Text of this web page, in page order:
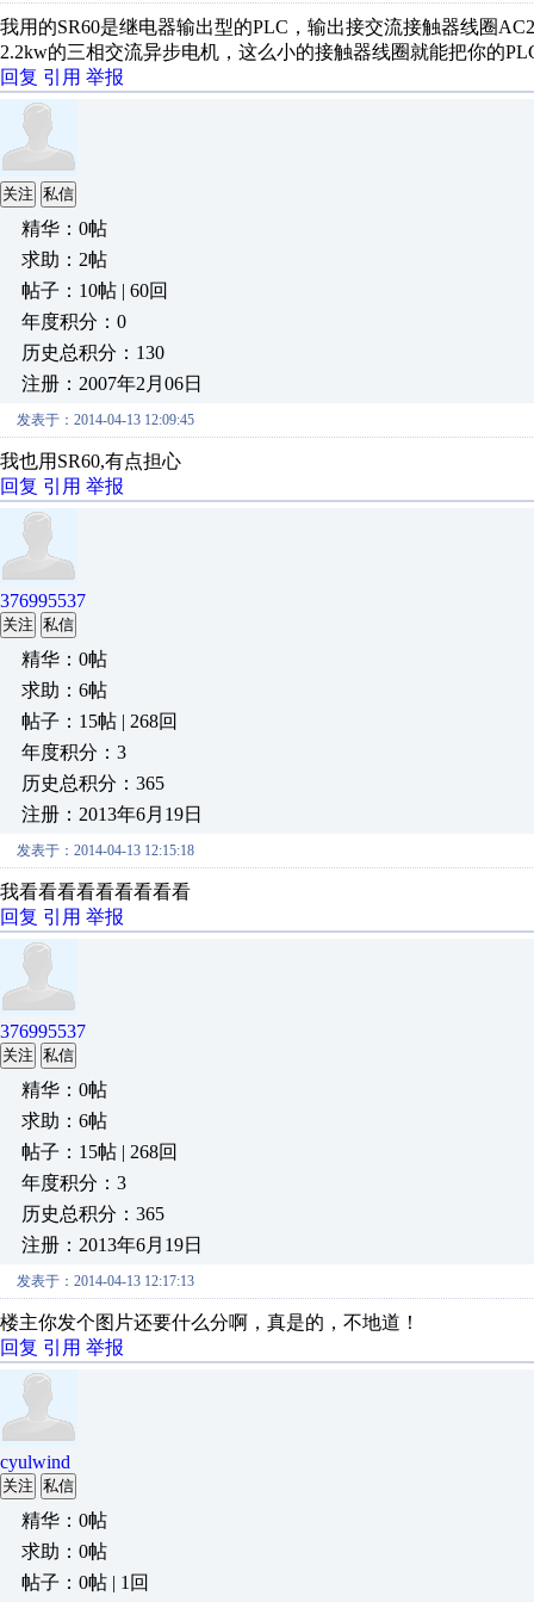
我用的SR60是继电器输出型的PLC，输出接交流接触器线圈
2.2kw的三相交流异步电机，这么小的接触器线圈就能把你的
回复 引用 举报
关注 私信
精华：0帖
求助：2帖
帖子：10帖 | 60回
年度积分：0
历史总积分：130
注册：2007年2月06日
发表于：2014-04-13 12:09:45
我也用SR60,有点担心
回复 引用 举报
376995537
关注 私信
精华：0帖
求助：6帖
帖子：15帖 | 268回
年度积分：3
历史总积分：365
注册：2013年6月19日
发表于：2014-04-13 12:15:18
我看看看看看看看看看
回复 引用 举报
376995537
关注 私信
精华：0帖
求助：6帖
帖子：15帖 | 268回
年度积分：3
历史总积分：365
注册：2013年6月19日
发表于：2014-04-13 12:17:13
楼主你发个图片还要什么分啊，真是的，不地道！
回复 引用 举报
cyulwind
关注 私信
精华：0帖
求助：0帖
帖子：0帖 | 1回